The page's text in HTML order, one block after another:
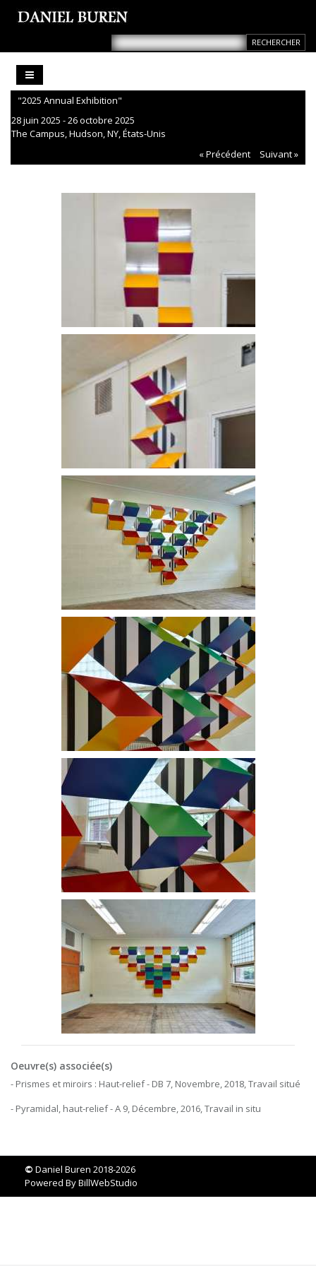
"2025 Annual Exhibition"
28 juin 2025 - 26 octobre 2025
The Campus, Hudson, NY, États-Unis
« Précédent
Suivant »
Oeuvre(s) associée(s)
- Prismes et miroirs : Haut-relief - DB 7, Novembre, 2018, Travail situé
- Pyramidal, haut-relief - A 9, Décembre, 2016, Travail in situ
© Daniel Buren 2018-2026
Powered ByBillWebStudio